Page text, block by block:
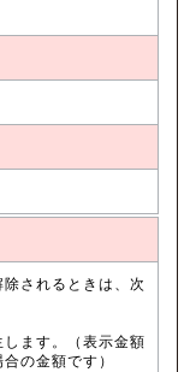
されるときは、次
ます。（表示金額
の金額です）